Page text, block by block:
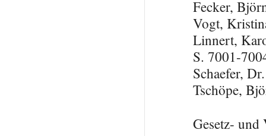
Fecker,
Vogt,
Linnert,
S. 7001-
Schaefer,
Tschöpe,
Gesetz-